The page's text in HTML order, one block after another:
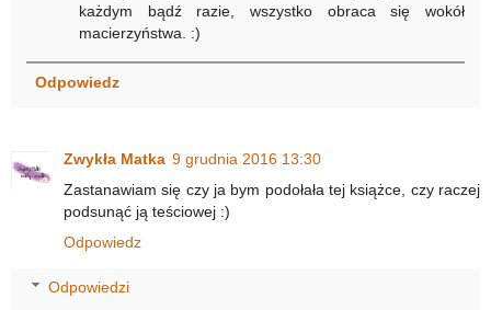
każdym bądź razie, wszystko obraca się wokół
macierzyństwa. :)
Odpowiedz
Zwykła Matka 9 grudnia 2016 13:30
Zastanawiam się czy ja bym podołała tej książce, czy raczej
podsunąć ją teściowej :)
Odpowiedz
Odpowiedzi